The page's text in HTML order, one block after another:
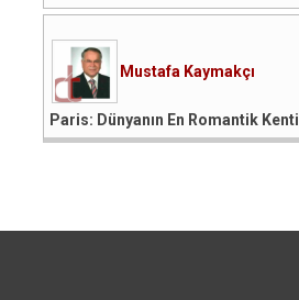
Mustafa Kaymakçı
Paris: Dünyanın En Romantik Kenti